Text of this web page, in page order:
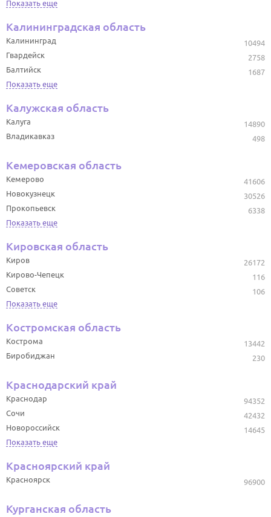
Показать еще
Калининградская область
10494
Калининград
2758
Гвардейск
1687
Балтийск
Показать еще
Калужская область
14890
Калуга
498
Владикавказ
Кемеровская область
41606
Кемерово
30526
Новокузнецк
6338
Прокопьевск
Показать еще
Кировская область
26172
Киров
116
Кирово-Чепецк
106
Советск
Показать еще
Костромская область
13442
Кострома
230
Биробиджан
Краснодарский край
94352
Краснодар
42432
Сочи
14645
Новороссийск
Показать еще
Красноярский край
96900
Красноярск
Курганская область